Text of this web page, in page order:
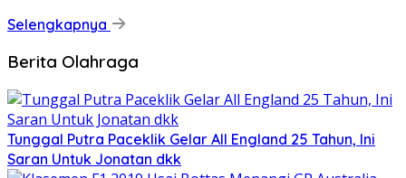
Selengkapnya
Berita Olahraga
Tunggal Putra Paceklik Gelar All England 25 Tahun, Ini
Saran Untuk Jonatan dkk